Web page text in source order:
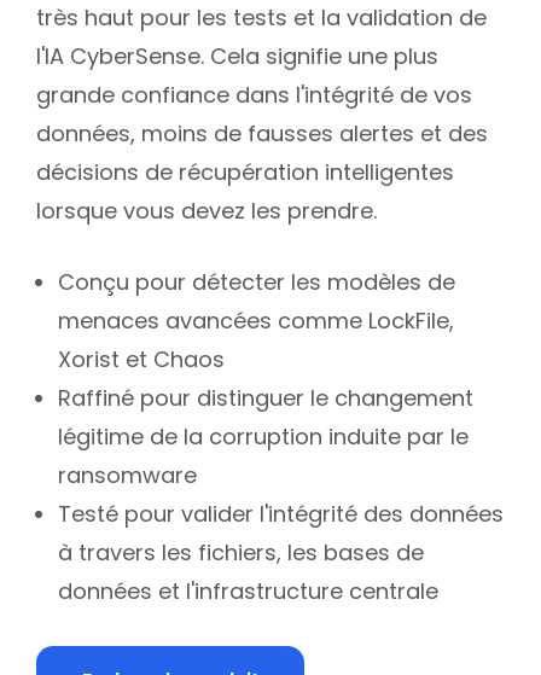
très haut pour les tests et la validation de
l'IA CyberSense. Cela signifie une plus
grande confiance dans l'intégrité de vos
données, moins de fausses alertes et des
décisions de récupération intelligentes
lorsque vous devez les prendre.
Conçu pour détecter les modèles de
menaces avancées comme LockFile,
Xorist et Chaos
Raffiné pour distinguer le changement
légitime de la corruption induite par le
ransomware
Testé pour valider l'intégrité des données
à travers les fichiers, les bases de
données et l'infrastructure centrale